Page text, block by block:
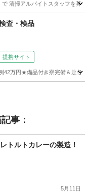
清掃アルバイトスタッフを募
ダイヤル
査・検品
提携サイト
42万円★備品付き寮完備＆赴
事：
トルトカレーの製造！
5月11日